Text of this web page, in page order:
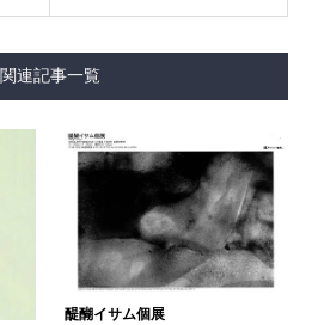
関連記事一覧
醍醐イサム個展